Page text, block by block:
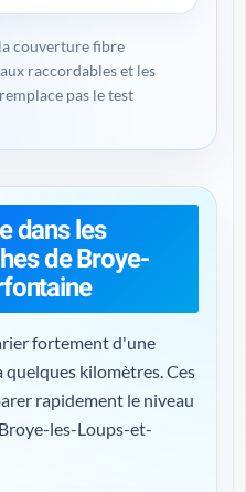
couverture fibre
raccordables et les
pas le test
dans les
de Broye-
fortement d'une
quelques kilomètres. Ces
rapidement le niveau
les-Loups-et-